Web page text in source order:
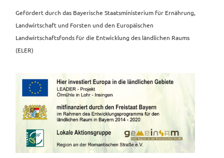
Gefördert durch das Bayerische Staatsministerium für Ernährung,
Landwirtschaft und Forsten und den Europäischen
Landwirtschaftsfonds für die Entwicklung des ländlichen Raums
(ELER)